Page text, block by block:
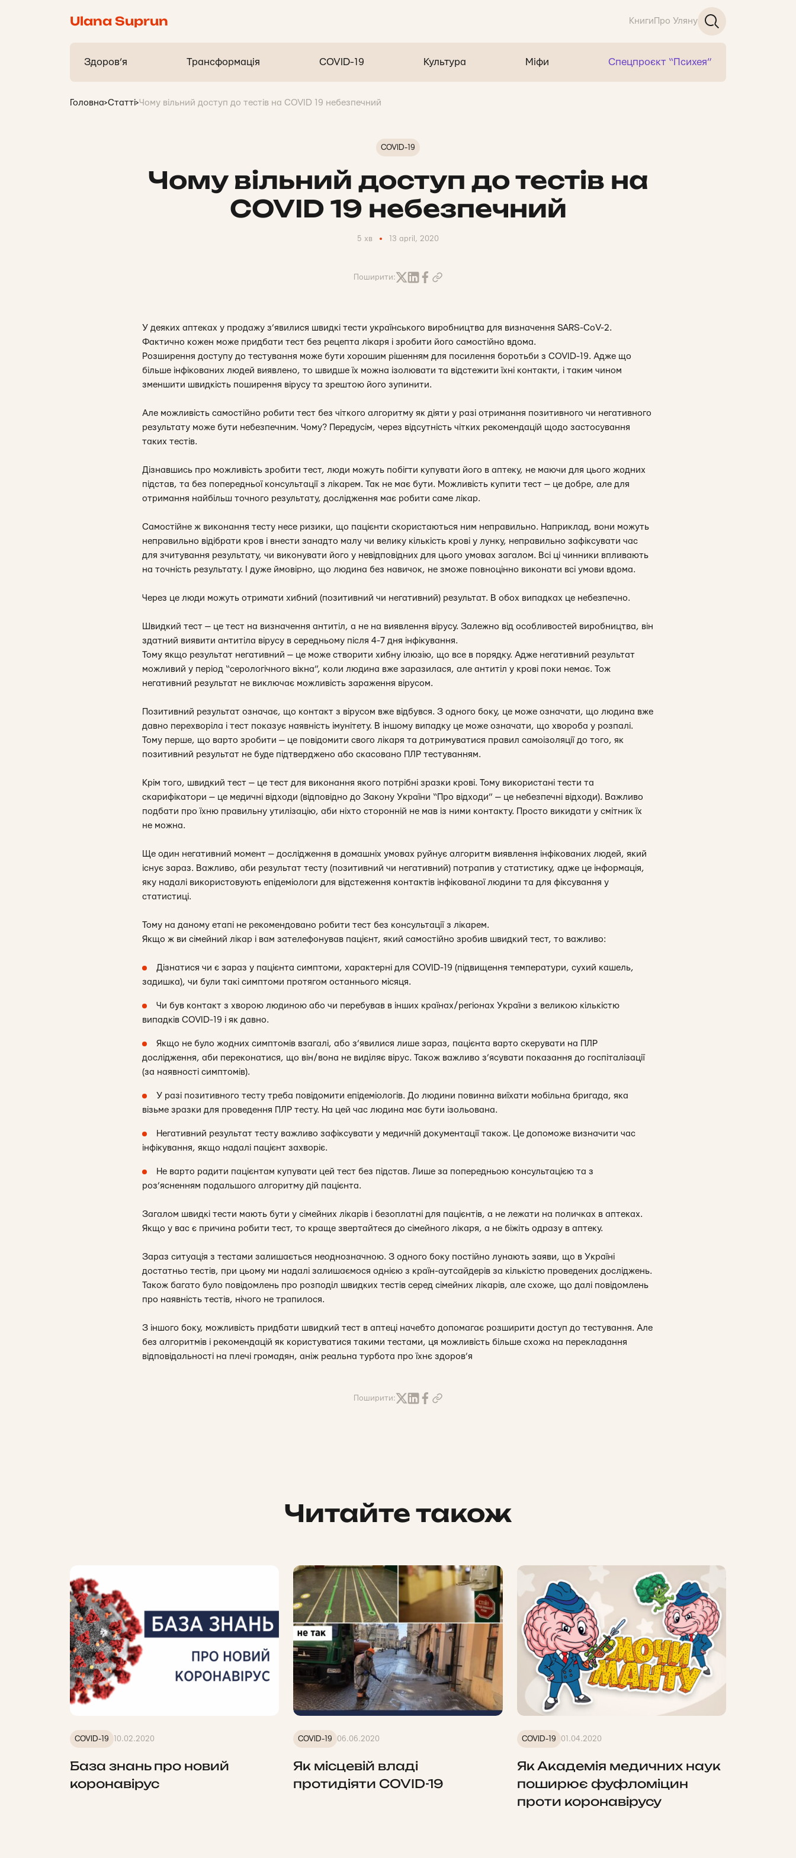
Ulana Suprun Книги Про Уляну
Здоров’я Трансформація COVID-19 Культура Міфи Спецпроєкт “Психея”
Головна>Статті>Чому вільний доступ до тестів на COVID 19 небезпечний
COVID-19
Чому вільний доступ до тестів на
COVID 19 небезпечний
5 хв 13 april, 2020
Поширити:
У деяких аптеках у продажу з’явилися швидкі тести українського виробництва для визначення SARS-CoV-2.
Фактично кожен може придбати тест без рецепта лікаря і зробити його самостійно вдома.
Розширення доступу до тестування може бути хорошим рішенням для посилення боротьби з COVID-19. Адже що
більше інфікованих людей виявлено, то швидше їх можна ізолювати та відстежити їхні контакти, і таким чином
зменшити швидкість поширення вірусу та зрештою його зупинити.
Але можливість самостійно робити тест без чіткого алгоритму як діяти у разі отримання позитивного чи негативного
результату може бути небезпечним. Чому? Передусім, через відсутність чітких рекомендацій щодо застосування
таких тестів.
Дізнавшись про можливість зробити тест, люди можуть побігти купувати його в аптеку, не маючи для цього жодних
підстав, та без попередньої консультації з лікарем. Так не має бути. Можливість купити тест — це добре, але для
отримання найбільш точного результату, дослідження має робити саме лікар.
Самостійне ж виконання тесту несе ризики, що пацієнти скористаються ним неправильно. Наприклад, вони можуть
неправильно відібрати кров і внести занадто малу чи велику кількість крові у лунку, неправильно зафіксувати час
для зчитування результату, чи виконувати його у невідповідних для цього умовах загалом. Всі ці чинники впливають
на точність результату. І дуже ймовірно, що людина без навичок, не зможе повноцінно виконати всі умови вдома.
Через це люди можуть отримати хибний (позитивний чи негативний) результат. В обох випадках це небезпечно.
Швидкий тест — це тест на визначення антитіл, а не на виявлення вірусу. Залежно від особливостей виробництва, він
здатний виявити антитіла вірусу в середньому після 4-7 дня інфікування.
Тому якщо результат негативний — це може створити хибну ілюзію, що все в порядку. Адже негативний результат
можливий у період “серологічного вікна”, коли людина вже заразилася, але антитіл у крові поки немає. Тож
негативний результат не виключає можливість зараження вірусом.
Позитивний результат означає, що контакт з вірусом вже відбувся. З одного боку, це може означати, що людина вже
давно перехворіла і тест показує наявність імунітету. В іншому випадку це може означати, що хвороба у розпалі.
Тому перше, що варто зробити — це повідомити свого лікаря та дотримуватися правил самоізоляції до того, як
позитивний результат не буде підтверджено або скасовано ПЛР тестуванням.
Крім того, швидкий тест — це тест для виконання якого потрібні зразки крові. Тому використані тести та
скарифікатори — це медичні відходи (відповідно до Закону України “Про відходи” — це небезпечні відходи). Важливо
подбати про їхню правильну утилізацію, аби ніхто сторонній не мав із ними контакту. Просто викидати у смітник їх
не можна.
Ще один негативний момент — дослідження в домашніх умовах руйнує алгоритм виявлення інфікованих людей, який
існує зараз. Важливо, аби результат тесту (позитивний чи негативний) потрапив у статистику, адже це інформація,
яку надалі використовують епідеміологи для відстеження контактів інфікованої людини та для фіксування у
статистиці.
Тому на даному етапі не рекомендовано робити тест без консультації з лікарем.
Якщо ж ви сімейний лікар і вам зателефонував пацієнт, який самостійно зробив швидкий тест, то важливо:
Дізнатися чи є зараз у пацієнта симптоми, характерні для COVID-19 (підвищення температури, сухий кашель,
задишка), чи були такі симптоми протягом останнього місяця.
Чи був контакт з хворою людиною або чи перебував в інших країнах/регіонах України з великою кількістю
випадків COVID-19 і як давно.
Якщо не було жодних симптомів взагалі, або з’явилися лише зараз, пацієнта варто скерувати на ПЛР
дослідження, аби переконатися, що він/вона не виділяє вірус. Також важливо з’ясувати показання до госпіталізації
(за наявності симптомів).
У разі позитивного тесту треба повідомити епідеміологів. До людини повинна виїхати мобільна бригада, яка
візьме зразки для проведення ПЛР тесту. На цей час людина має бути ізольована.
Негативний результат тесту важливо зафіксувати у медичній документації також. Це допоможе визначити час
інфікування, якщо надалі пацієнт захворіє.
Не варто радити пацієнтам купувати цей тест без підстав. Лише за попередньою консультацією та з
роз’ясненням подальшого алгоритму дій пацієнта.
Загалом швидкі тести мають бути у сімейних лікарів і безоплатні для пацієнтів, а не лежати на поличках в аптеках.
Якщо у вас є причина робити тест, то краще звертайтеся до сімейного лікаря, а не біжіть одразу в аптеку.
Зараз ситуація з тестами залишається неоднозначною. З одного боку постійно лунають заяви, що в Україні
достатньо тестів, при цьому ми надалі залишаємося однією з країн-аутсайдерів за кількістю проведених досліджень.
Також багато було повідомлень про розподіл швидких тестів серед сімейних лікарів, але схоже, що далі повідомлень
про наявність тестів, нічого не трапилося.
З іншого боку, можливість придбати швидкий тест в аптеці начебто допомагає розширити доступ до тестування. Але
без алгоритмів і рекомендацій як користуватися такими тестами, ця можливість більше схожа на перекладання
відповідальності на плечі громадян, аніж реальна турбота про їхнє здоров’я
Поширити:
Читайте також
COVID-19 10.02.2020
База знань про новий
коронавірус
COVID-19 06.06.2020
Як місцевій владі
протидіяти COVID-19
COVID-19 01.04.2020
Як Академія медичних наук
поширює фуфломіцин
проти коронавірусу